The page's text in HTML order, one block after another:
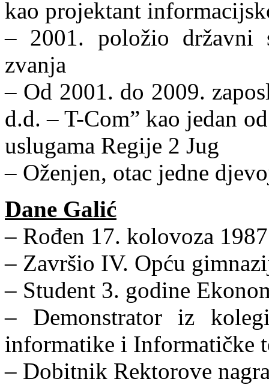
kao projektant
– 2001. položio državni
zvanja
– Od 2001. do 2009.
d.d. – T-Com” kao jedan
uslugama Regije 2 Jug
– Oženjen, otac jedne
Dane Galić
– Rođen 17. kolovoza
– Završio IV. Opću
– Student 3. godine
– Demonstrator iz
informatike i Informatičke
– Dobitnik Rektorove